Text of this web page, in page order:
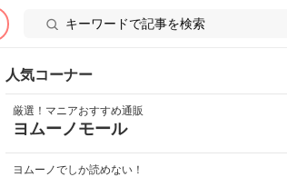
人気コーナー
厳選！マニアおすすめ通販
ヨムーノモール
ヨムーノでしか読めない！